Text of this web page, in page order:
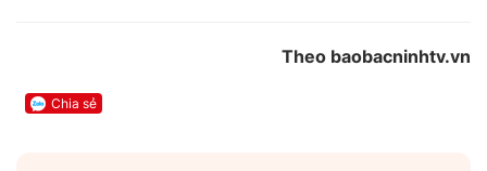
Theo baobacninhtv.vn
Chia sẻ